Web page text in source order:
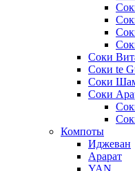
Соки
Соки te
Соки
Соки
Компоты
Иджеван
Арарат
YAN